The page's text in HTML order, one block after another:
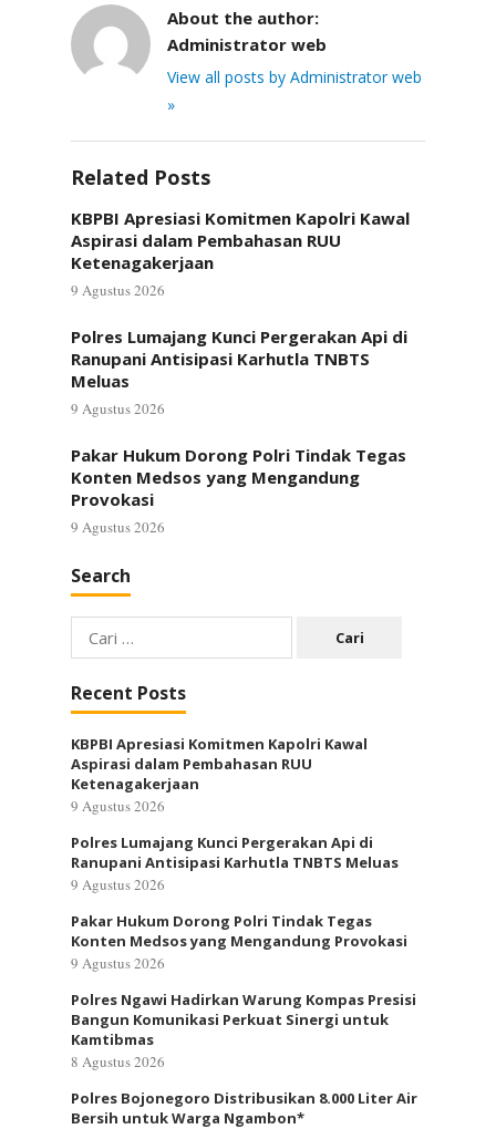
About the author:
Administrator web
View all posts by Administrator web
»
Related Posts
KBPBI Apresiasi Komitmen Kapolri Kawal
Aspirasi dalam Pembahasan RUU
Ketenagakerjaan
9 Agustus 2026
Polres Lumajang Kunci Pergerakan Api di
Ranupani Antisipasi Karhutla TNBTS
Meluas
9 Agustus 2026
Pakar Hukum Dorong Polri Tindak Tegas
Konten Medsos yang Mengandung
Provokasi
9 Agustus 2026
Search
Cari
untuk:
Recent Posts
KBPBI Apresiasi Komitmen Kapolri Kawal
Aspirasi dalam Pembahasan RUU
Ketenagakerjaan
9 Agustus 2026
Polres Lumajang Kunci Pergerakan Api di
Ranupani Antisipasi Karhutla TNBTS Meluas
9 Agustus 2026
Pakar Hukum Dorong Polri Tindak Tegas
Konten Medsos yang Mengandung Provokasi
9 Agustus 2026
Polres Ngawi Hadirkan Warung Kompas Presisi
Bangun Komunikasi Perkuat Sinergi untuk
Kamtibmas
8 Agustus 2026
Polres Bojonegoro Distribusikan 8.000 Liter Air
Bersih untuk Warga Ngambon*